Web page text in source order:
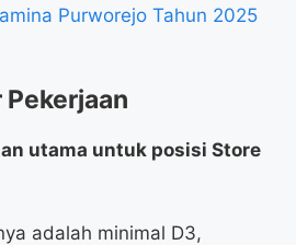
Purworejo Tahun 2025
utama untuk posisi Store
adalah minimal D3,